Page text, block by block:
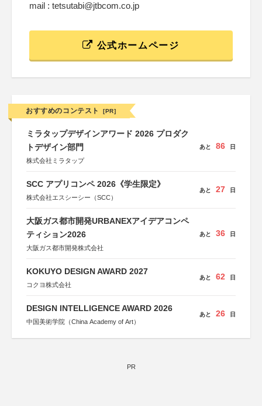
mail : tetsutabi@jtbcom.co.jp
公式ホームページ
おすすめのコンテスト [PR]
ミラタップデザインアワード 2026 プロダク
トデザイン部門
株式会社ミラタップ
あと 86 日
SCC アプリコンペ 2026《学生限定》
株式会社エスシーシー（SCC）
あと 27 日
大阪ガス都市開発URBANEXアイデアコンペ
ティション2026
大阪ガス都市開発株式会社
あと 36 日
KOKUYO DESIGN AWARD 2027
コクヨ株式会社
あと 62 日
DESIGN INTELLIGENCE AWARD 2026
中国美術学院（China Academy of Art）
あと 26 日
PR